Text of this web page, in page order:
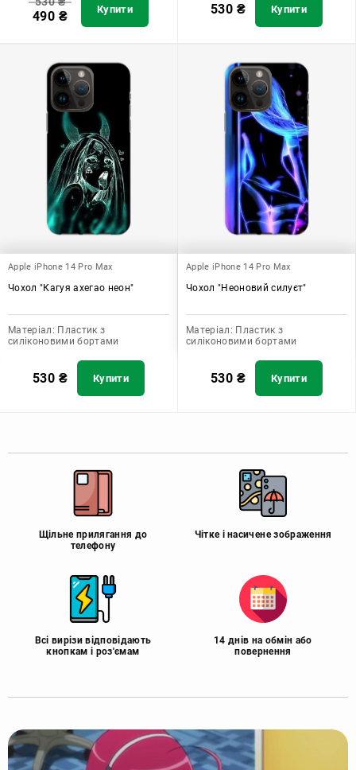
490 ₴ Купити 530 ₴ Купити
Apple iPhone 14 Pro Max
Чохол "Кагуя ахегао неон"
Матеріал: Пластик з
силіконовими бортами
530 ₴ Купити
Apple iPhone 14 Pro Max
Чохол "Неоновий силуєт"
Матеріал: Пластик з
силіконовими бортами
530 ₴ Купити
Щільне прилягання до
телефону
Чітке і насичене зображення
Всі вирізи відповідають
кнопкам і роз'ємам
14 днів на обмін або
повернення